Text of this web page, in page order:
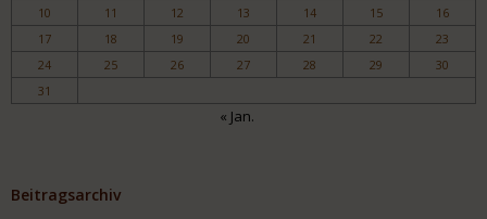
10
11 12 13 14 15
16
17
18 19 20 21 22
23
24
25 26 27 28 29
30
31
« Jan.
Beitragsarchiv